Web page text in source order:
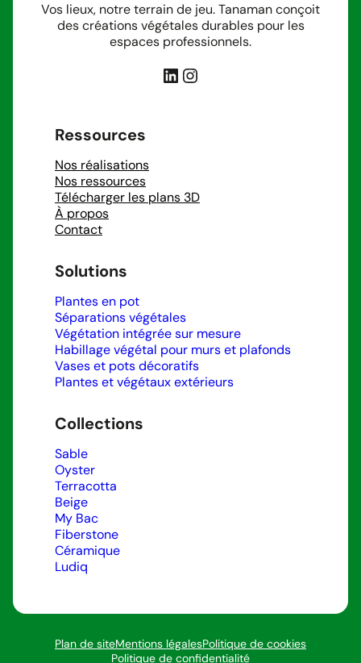
Vos lieux, notre terrain de jeu. Tanaman conçoit
des créations végétales durables pour les
espaces professionnels.
LinkedIn
Instagram
Ressources
Nos réalisations
Nos ressources
Télécharger les plans 3D
À propos
Contact
Solutions
Plantes en pot
Séparations végétales
Végétation intégrée sur mesure
Habillage végétal pour murs et plafonds
Vases et pots décoratifs
Plantes et végétaux extérieurs
Collections
Sable
Oyster
Terracotta
Beige
My Bac
Fiberstone
Céramique
Ludiq
Plan de siteMentions légalesPolitique de cookies
Politique de confidentialité